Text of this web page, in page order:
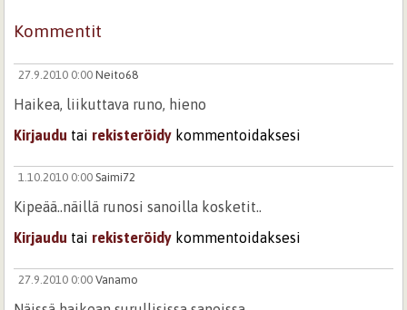
Kommentit
27.9.2010 0:00 Neito68
Haikea, liikuttava runo, hieno
Kirjaudu tai rekisteröidy kommentoidaksesi
1.10.2010 0:00 Saimi72
Kipeää..näillä runosi sanoilla kosketit..
Kirjaudu tai rekisteröidy kommentoidaksesi
27.9.2010 0:00 Vanamo